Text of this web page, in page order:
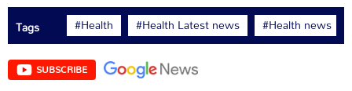
Tags #Health #Health Latest news #Health news
SUBSCRIBE